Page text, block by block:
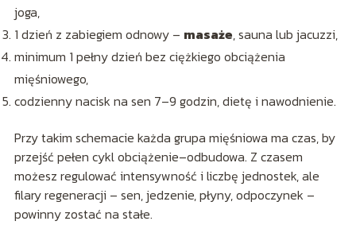
joga,
1 dzień z zabiegiem odnowy – masaże, sauna lub jacuzzi,
minimum 1 pełny dzień bez ciężkiego obciążenia
mięśniowego,
codzienny nacisk na sen 7–9 godzin, dietę i nawodnienie.
Przy takim schemacie każda grupa mięśniowa ma czas, by
przejść pełen cykl obciążenie–odbudowa. Z czasem
możesz regulować intensywność i liczbę jednostek, ale
filary regeneracji – sen, jedzenie, płyny, odpoczynek –
powinny zostać na stałe.